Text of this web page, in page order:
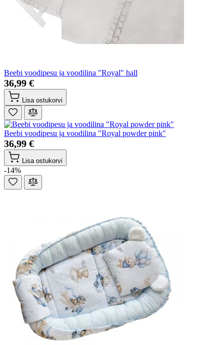
Beebi voodipesu ja voodilina "Royal" hall
36,99 €
Lisa ostukorvi
Beebi voodipesu ja voodilina "Royal powder pink"
36,99 €
Lisa ostukorvi
-14%